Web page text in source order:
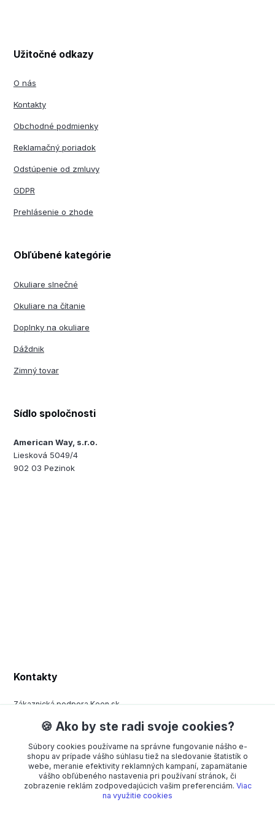
Užitočné odkazy
O nás
Kontakty
Obchodné podmienky
Reklamačný poriadok
Odstúpenie od zmluvy
GDPR
Prehlásenie o zhode
Obľúbené kategórie
Okuliare slnečné
Okuliare na čítanie
Doplnky na okuliare
Dáždnik
Zimný tovar
Sídlo spoločnosti
American Way, s.r.o.
Liesková 5049/4
902 03 Pezinok
Kontakty
Zákaznická podpora Keen.sk
+420 377 443 970
(Po-Pá, 8-15 hod.)
order@americanway.sk
🍪 Ako by ste radi svoje cookies?
Súbory cookies používame na správne fungovanie nášho e-
shopu av prípade vášho súhlasu tiež na sledovanie štatistík o
webe, meranie efektivity reklamných kampaní, zapamätanie
vášho obľúbeného nastavenia pri používaní stránok, či
zobrazenie reklám zodpovedajúcich vašim preferenciám. Viac
na využitie cookies